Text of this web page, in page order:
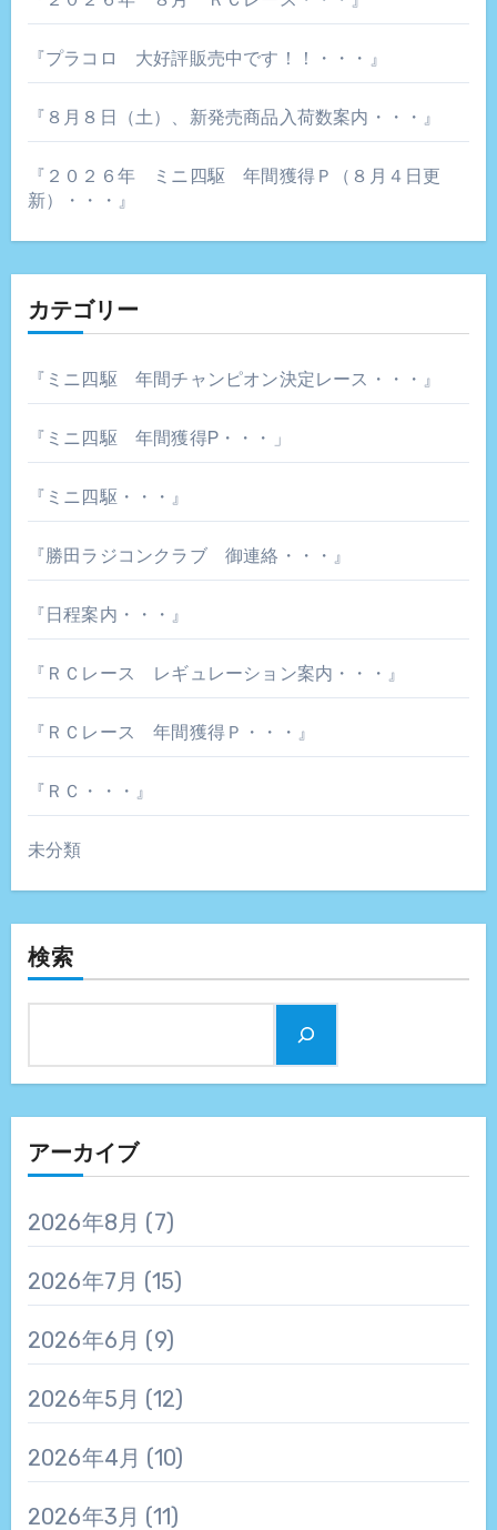
『プラコロ 大好評販売中です！！・・・』
『８月８日（土）、新発売商品入荷数案内・・・』
『２０２６年 ミニ四駆 年間獲得Ｐ（８月４日更
新）・・・』
カテゴリー
『ミニ四駆 年間チャンピオン決定レース・・・』
『ミニ四駆 年間獲得P・・・」
『ミニ四駆・・・』
『勝田ラジコンクラブ 御連絡・・・』
『日程案内・・・』
『ＲＣレース レギュレーション案内・・・』
『ＲＣレース 年間獲得Ｐ・・・』
『ＲＣ・・・』
未分類
検索
アーカイブ
2026年8月 (7)
2026年7月 (15)
2026年6月 (9)
2026年5月 (12)
2026年4月 (10)
2026年3月 (11)